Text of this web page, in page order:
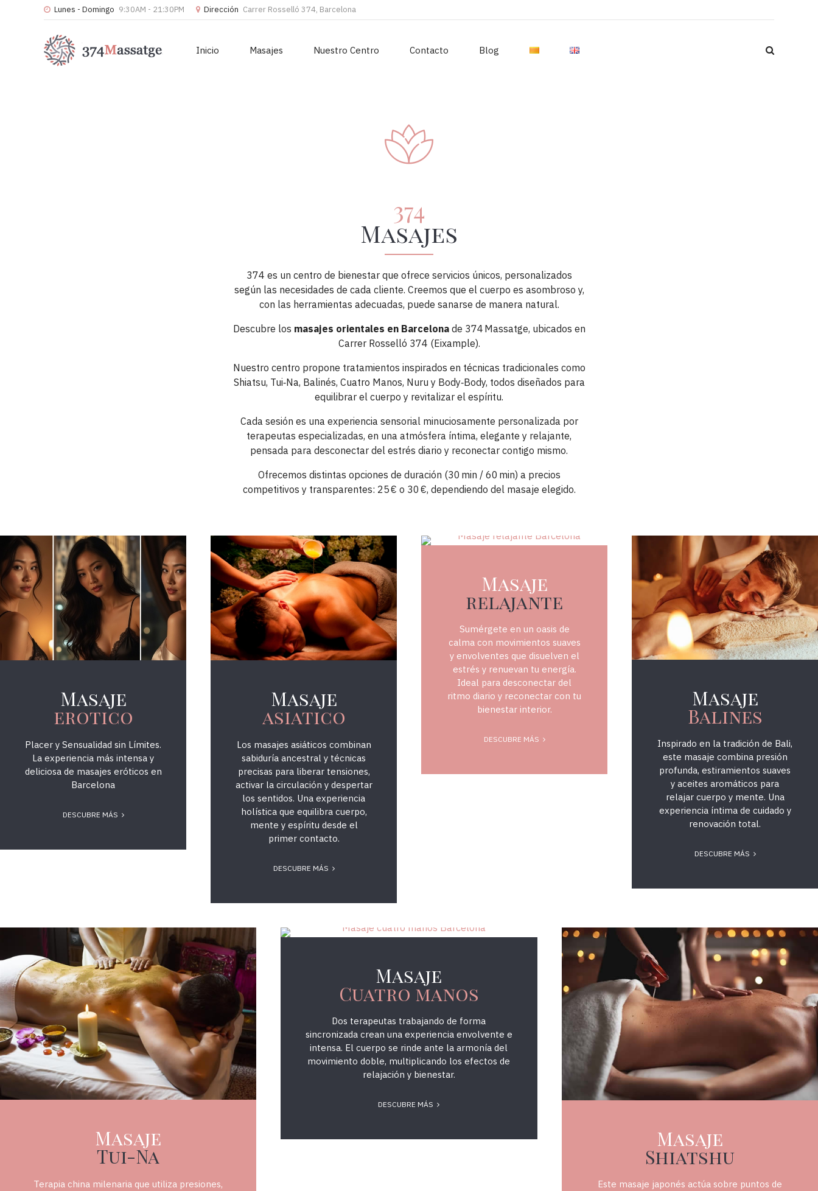
Lunes - Domingo 9:30AM - 21:30PM Dirección Carrer Rosselló 374, Barcelona
Inicio Masajes Nuestro Centro Contacto Blog
374
Masajes
374 es un centro de bienestar que ofrece servicios únicos, personalizados
según las necesidades de cada cliente. Creemos que el cuerpo es asombroso y,
con las herramientas adecuadas, puede sanarse de manera natural.
Descubre los masajes orientales en Barcelonade 374 Massatge, ubicados en
Carrer Rosselló 374 (Eixample).
Nuestro centro propone tratamientos inspirados en técnicas tradicionales como
Shiatsu, Tui‑Na, Balinés, Cuatro Manos, Nuru y Body‑Body, todos diseñados para
equilibrar el cuerpo y revitalizar el espíritu.
Cada sesión es una experiencia sensorial minuciosamente personalizada por
terapeutas especializadas, en una atmósfera íntima, elegante y relajante,
pensada para desconectar del estrés diario y reconectar contigo mismo.
Ofrecemos distintas opciones de duración (30 min / 60 min) a precios
competitivos y transparentes: 25 € o 30 €, dependiendo del masaje elegido.
374Massatge
Masaje
erotico
Placer y Sensualidad sin Límites.
La experiencia más intensa y
deliciosa de masajes eróticos en
Barcelona
DESCUBRE MÁS
374Massatge
Masaje
asiatico
Los masajes asiáticos combinan
sabiduría ancestral y técnicas
precisas para liberar tensiones,
activar la circulación y despertar
los sentidos. Una experiencia
holística que equilibra cuerpo,
mente y espíritu desde el
primer contacto.
DESCUBRE MÁS
Masaje
relajante
Sumérgete en un oasis de
calma con movimientos suaves
y envolventes que disuelven el
estrés y renuevan tu energía.
Ideal para desconectar del
ritmo diario y reconectar con tu
bienestar interior.
DESCUBRE MÁS
374Massatge
Masaje
Balines
Inspirado en la tradición de Bali,
este masaje combina presión
profunda, estiramientos suaves
y aceites aromáticos para
relajar cuerpo y mente. Una
experiencia íntima de cuidado y
renovación total.
DESCUBRE MÁS
374Massatge
Masaje
Tui-Na
Terapia china milenaria que utiliza presiones,
374Massatge
Masaje
Cuatro manos
Dos terapeutas trabajando de forma
sincronizada crean una experiencia envolvente e
intensa. El cuerpo se rinde ante la armonía del
movimiento doble, multiplicando los efectos de
relajación y bienestar.
DESCUBRE MÁS
Masaje
Shiatshu
Este masaje japonés actúa sobre puntos de